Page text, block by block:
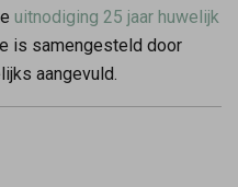
uitnodiging 25 jaar huwelijk
is samengesteld door
aangevuld.